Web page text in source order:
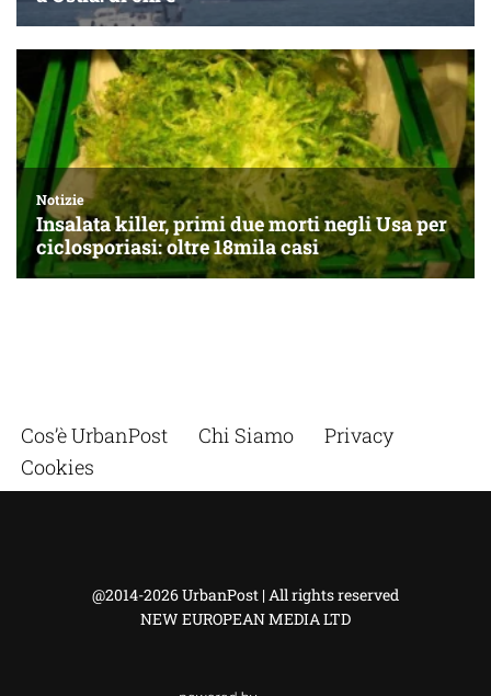
Cos’è UrbanPost Chi Siamo
Privacy
Cookies
@2014-2026 UrbanPost | All rights reserved
NEW EUROPEAN MEDIA LTD